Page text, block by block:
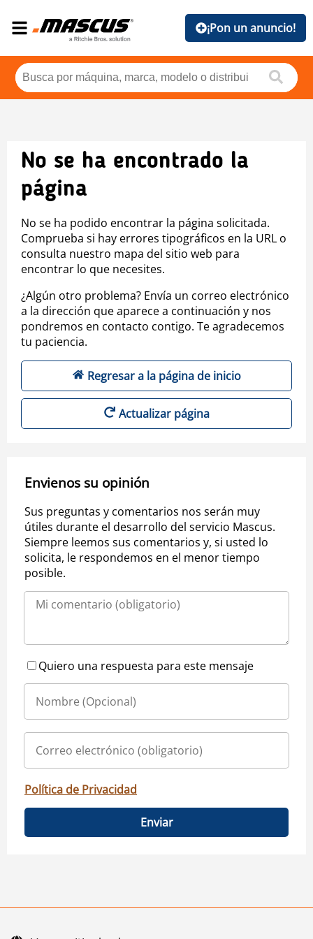
¡Pon un anuncio!
No se ha encontrado la
página
No se ha podido encontrar la página solicitada.
Comprueba si hay errores tipográficos en la URL o
consulta nuestro mapa del sitio web para
encontrar lo que necesites.
¿Algún otro problema? Envía un correo electrónico
a la dirección que aparece a continuación y nos
pondremos en contacto contigo. Te agradecemos
tu paciencia.
Regresar a la página de inicio
Actualizar página
Envienos su opinión
Sus preguntas y comentarios nos serán muy
útiles durante el desarrollo del servicio Mascus.
Siempre leemos sus comentarios y, si usted lo
solicita, le respondemos en el menor tiempo
posible.
Quiero una respuesta para este mensaje
Política de Privacidad
Enviar